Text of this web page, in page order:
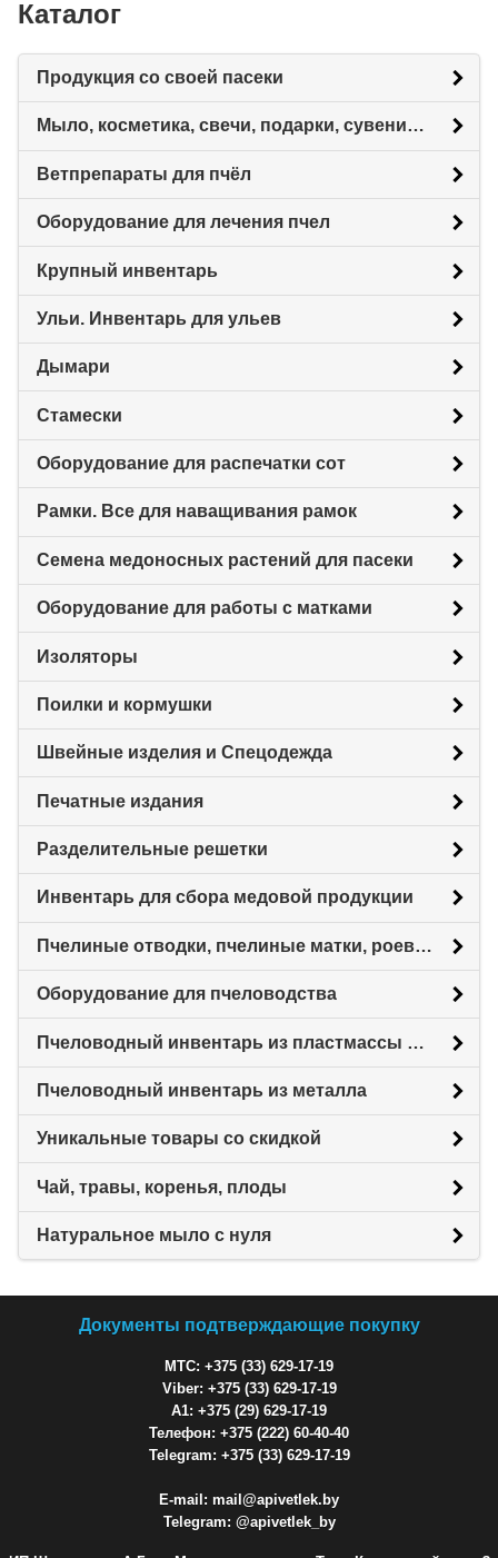
Каталог
Продукция со своей пасеки
Мыло, косметика, свечи, подарки, сувениры.
Ветпрепараты для пчёл
Оборудование для лечения пчел
Крупный инвентарь
Ульи. Инвентарь для ульев
Дымари
Стамески
Оборудование для распечатки сот
Рамки. Все для наващивания рамок
Семена медоносных растений для пасеки
Оборудование для работы с матками
Изоляторы
Поилки и кормушки
Швейные изделия и Спецодежда
Печатные издания
Разделительные решетки
Инвентарь для сбора медовой продукции
Пчелиные отводки, пчелиные матки, роевни
Оборудование для пчеловодства
Пчеловодный инвентарь из пластмассы для пасеки
Пчеловодный инвентарь из металла
Уникальные товары со скидкой
Чай, травы, коренья, плоды
Натуральное мыло с нуля
Документы подтверждающие покупку
МТС: +375 (33) 629-17-19
Viber: +375 (33) 629-17-19
A1: +375 (29) 629-17-19
Телефон: +375 (222) 60-40-40
Telegram: +375 (33) 629-17-19
E-mail: mail@apivetlek.by
Telegram: @apivetlek_by